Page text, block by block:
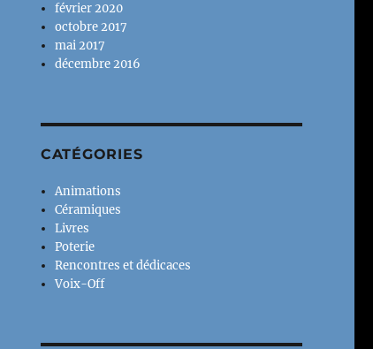
février 2020
octobre 2017
mai 2017
décembre 2016
CATÉGORIES
Animations
Céramiques
Livres
Poterie
Rencontres et dédicaces
Voix-Off